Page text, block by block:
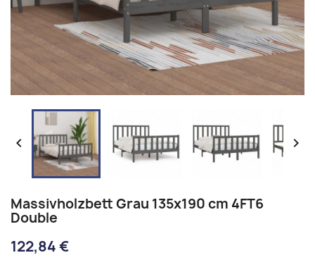
 
Massivholzbett Grau 135x190 cm 4FT6
Double
122,84 €